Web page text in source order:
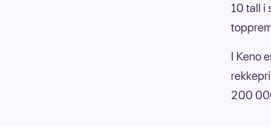
10 tall i
I Keno
200